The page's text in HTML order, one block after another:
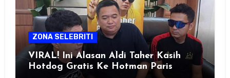
ZONA SELEBRITI
VIRAL! Ini Alasan Aldi Taher Kasih
Hotdog Gratis Ke Hotman Paris